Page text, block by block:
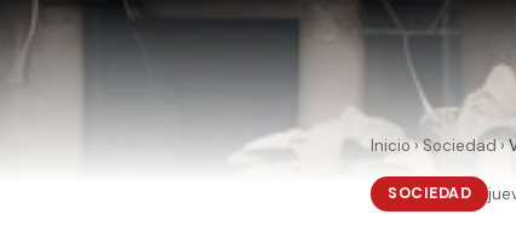
Inicio›Sociedad›
SOCIEDAD